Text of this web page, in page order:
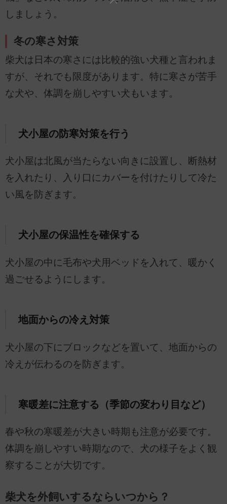
しましょう。
冬の寒さ対策
柴犬は日本の寒さには比較的強い犬種と言われま
すが、それでも限度があります。特に寒さが苦手
な犬や、体調を崩しやすい犬もいます。
犬小屋の防寒対策を行う
犬小屋は北風が当たらない向きに設置し、断熱材
を入れたり、入り口にカバーを付けたりして冷た
い風を防ぎます。
犬小屋の保温性を確保する
犬小屋の中に毛布や犬用ベッドを入れて、暖かく
過ごせるようにします。
地面からの冷え対策
犬小屋の下にブロックなどを置いて、地面からの
冷えが伝わるのを防ぎます。
寒暖差に注意する（季節の変わり目など）
春や秋の寒暖差が大きい時期も注意が必要です。
体調を崩しやすい時期なので、犬の様子をよく観
察することが大切です。
柴犬を外飼いするならいつから？